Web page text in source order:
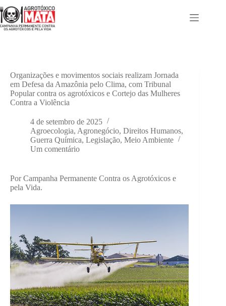
para
o
conteúdo
Organizações e movimentos sociais realizam Jornada
em Defesa da Amazônia pelo Clima, com Tribunal
Popular contra os agrotóxicos e Cortejo das Mulheres
Contra a Violência
4 de setembro de 2025
Agroecologia, Agronegócio, Direitos Humanos,
Guerra Química, Legislação, Meio Ambiente
Um comentário
Por Campanha Permanente Contra os Agrotóxicos e
pela Vida.